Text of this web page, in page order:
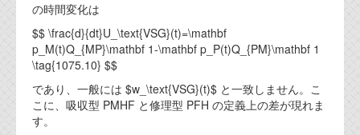
の時間変化は
$$ \frac{d}{dt}U_\text{VSG}(t)=\mathbf
p_M(t)Q_{MP}\mathbf 1-\mathbf p_P(t)Q_{PM}\mathbf 1
\tag{1075.10} $$
であり、一般には $w_\text{VSG}(t)$ と一致しません。こ
こに、吸収型 PMHF と修理型 PFH の定義上の差が現れま
す。